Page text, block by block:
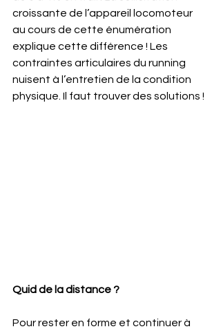
croissante de l’appareil locomoteur
au cours de cette énumération
explique cette différence ! Les
contraintes articulaires du running
nuisent à l’entretien de la condition
physique. Il faut trouver des solutions !
Quid de la distance ?
Pour rester en forme et continuer à